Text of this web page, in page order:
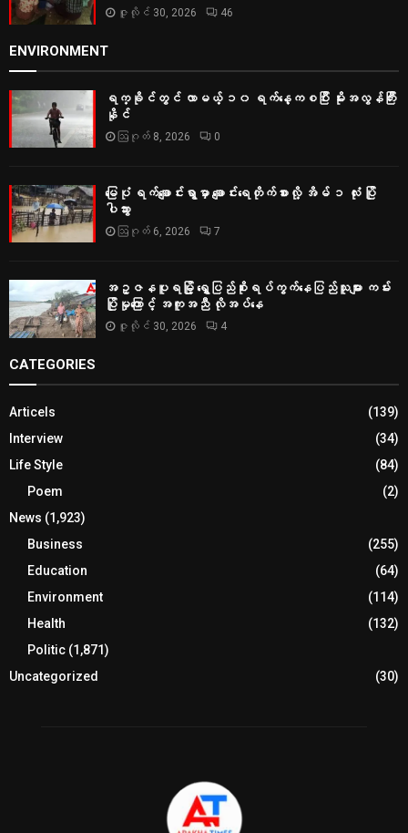
ဇူလိုင် 30, 2026 46
ENVIRONMENT
ရက္ခိုင်တွင် လာမယ့် ၁၀ ရက်နေ့ကစပြီး မိုးအလွန်ကြီး
နိုင်
ဩဂုတ် 8, 2026 0
မြေပုံ ရက်ချောင်းရွာမှာ ချောင်းရေတိုက်စားလို့ အိမ် ၁ လုံး ပြို
ပါသွား
ဩဂုတ် 6, 2026 7
အဥ္ဇနပူရမြို့ ရွှေပြည်စိုးရပ်ကွက်နေပြည်သူများ ကမ်း
ပြိုမှုကြောင့် အကူအညီ လိုအပ်နေ
ဇူလိုင် 30, 2026 4
CATEGORIES
Articels
(139)
Interview
(34)
Life Style
(84)
Poem
(2)
News (1,923)
Business
(255)
Education
(64)
Environment
(114)
Health
(132)
Politic (1,871)
Uncategorized
(30)